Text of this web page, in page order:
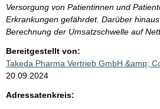
Versorgung von Patientinnen und
Erkrankungen gefährdet. Darüber
Berechnung der Umsatzschwelle auf
Bereitgestellt von:
Takeda Pharma Vertrieb GmbH &amp;
20.09.2024
Adressatenkreis: